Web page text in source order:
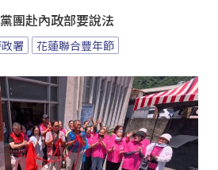
團赴內政部要說法
署 花蓮聯合豐年節